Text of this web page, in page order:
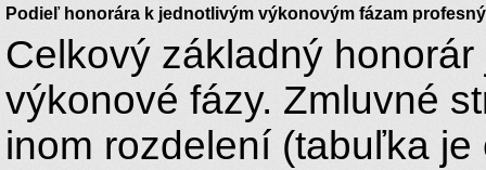
Podieľ honorára k jednotlivým výkonovým fázam
Celkový základný honorár je
výkonové fázy. Zmluvné
inom rozdelení (tabuľka